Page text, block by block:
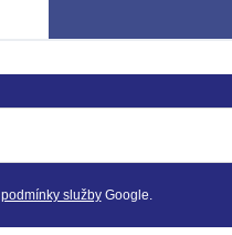
podmínky službyGoogle.